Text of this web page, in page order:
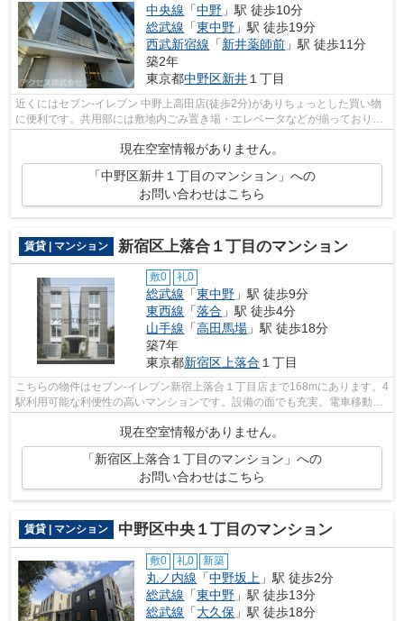
中央線 「中野 」駅 徒歩10分
総武線 「東中野 」駅 徒歩19分
西武新宿線 「新井薬師前 」駅 徒歩11分
築2年
東京都中野区新井１丁目
近くにはセブン‐イレブン 中野上高田店(徒歩2分)がありちょっとした買い物
に便利です。共用部には敷地内ごみ置き場・エレベータなどが揃っておりま
す。利便性の高い設備も充実した、高...
現在空室情報がありません。
「中野区新井１丁目のマンション」への
お問い合わせはこちら
賃貸 | マンション 新宿区上落合１丁目のマンション
敷0 礼0
総武線 「東中野 」駅 徒歩9分
東西線 「落合 」駅 徒歩4分
山手線 「高田馬場 」駅 徒歩18分
築7年
東京都新宿区上落合 １丁目
こちらの物件はセブン-イレブン新宿上落合１丁目店まで168mにあります。4
駅利用可能な利便性の高いマンションです。設備の面でも充実。電車移動の
現在空室情報がありません。
「新宿区上落合１丁目のマンション」への
お問い合わせはこちら
賃貸 | マンション 中野区中央１丁目のマンション
敷0 礼0 新築
丸ノ内線 「中野坂上 」駅 徒歩2分
総武線 「東中野 」駅 徒歩13分
総武線 「大久保 」駅 徒歩18分